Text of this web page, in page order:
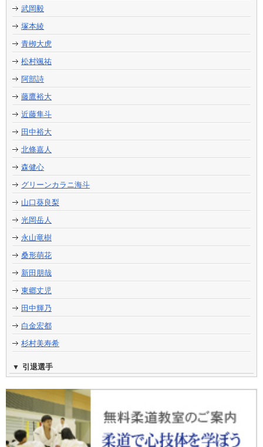
武岡毅
塚本綾
青栁大虎
松村颯祐
阿部詩
藤鷹裕大
近藤隼斗
田中裕大
北條嘉人
森健心
グリーンカラニ海斗
山口葵良梨
光岡岳人
永山竜樹
桑形萌花
新田朋哉
東郷丈児
田中輝乃
白金宏都
杉村美寿希
引退選手